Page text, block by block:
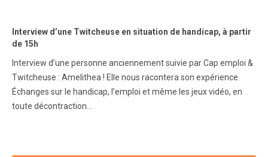
Interview d’une Twitcheuse en situation de handicap, à partir
de 15h
Interview d’une personne anciennement suivie par Cap emploi &
Twitcheuse : Amelithea ! Elle nous racontera son expérience.
Échanges sur le handicap, l’emploi et même les jeux vidéo, en
toute décontraction…